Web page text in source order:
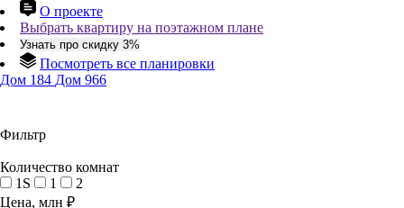
О проекте
Выбрать квартиру на поэтажном плане
Узнать про скидку 3%
Посмотреть все планировки
Дом 184 Дом 966
Фильтр
Количество комнат
1S
1
2
Цена, млн ₽